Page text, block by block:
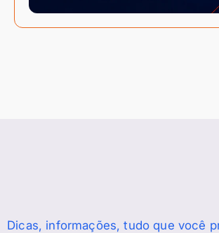
Dicas, informações, tudo que você